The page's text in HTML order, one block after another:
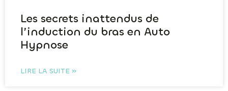
Les secrets inattendus de
l’induction du bras en Auto
Hypnose
LIRE LA SUITE »